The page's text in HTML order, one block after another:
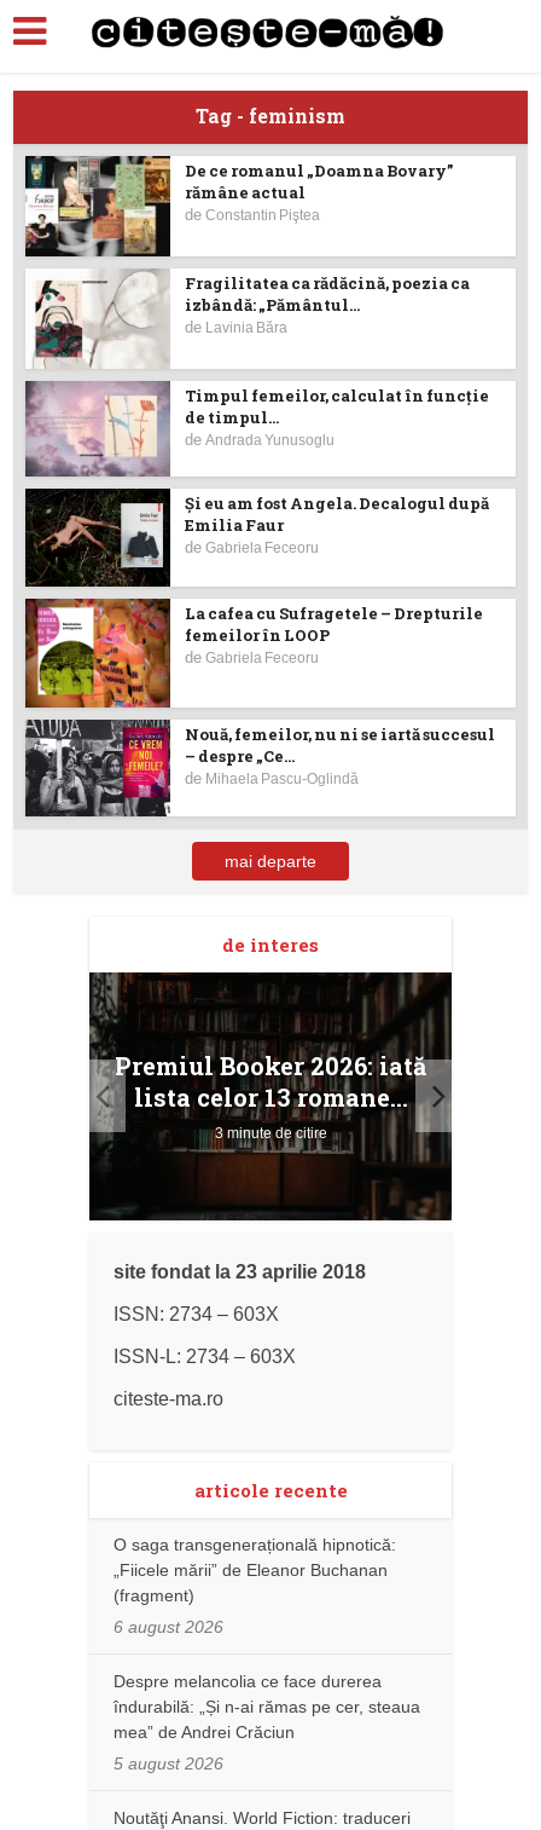
Tag - feminism
De ce romanul „Doamna Bovary”
rămâne actual
deConstantin Piştea
Fragilitatea ca rădăcină, poezia ca
izbândă: „Pământul...
de Lavinia Băra
Timpul femeilor, calculat în funcție
de timpul...
deAndrada Yunusoglu
Și eu am fost Angela. Decalogul după
Emilia Faur
deGabriela Feceoru
La cafea cu Sufragetele – Drepturile
femeilor în LOOP
deGabriela Feceoru
Nouă, femeilor, nu ni se iartă succesul
– despre „Ce...
de Mihaela Pascu-Oglindă
mai departe
de interes
Premiul Booker 2026: iată
lista celor 13 romane...
3 minute de citire
site fondat la 23 aprilie 2018
ISSN: 2734 – 603X
ISSN-L: 2734 – 603X
citeste-ma.ro
articole recente
O saga transgenerațională hipnotică:
„Fiicele mării” de Eleanor Buchanan
(fragment)
6 august 2026
Despre melancolia ce face durerea
îndurabilă: „Și n-ai rămas pe cer, steaua
mea” de Andrei Crăciun
5 august 2026
Noutăţi Anansi. World Fiction: traduceri